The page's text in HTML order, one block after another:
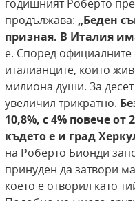
годишният Роберто
продължава: „Беден
призная. В Италия
е. Според официалните
италианците, които
милиона души. За
увеличил трикратно.
10,8%, с 4% повечеот
където е и град
на Роберто Бионди
принуден да затвори
което е отворил като